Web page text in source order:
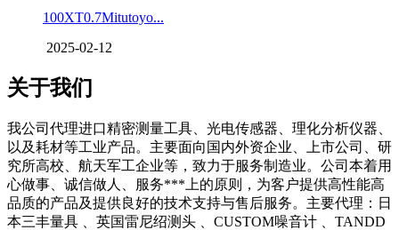
100XT0.7Mitutoyo...
2025-02-12
关于我们
我公司代理进口精密测量工具、光电传感器、理化分析仪器、
以及耗材等工业产品。主要面向国内外资企业、上市公司、研
究所高校、航天军工企业等，致力于服务制造业。公司本着用
心做事、诚信做人、服务***上的原则，为客户提供高性能高
品质的产品及提供良好的技术支持与售后服务。主要代理：日
本三丰量具 、英国雷尼绍测头 、CUSTOM噪音计 、TANDD